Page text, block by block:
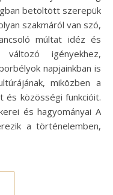
betöltött szerepük
szakmáról van szó,
múltat idéz és
változó igényekhez,
napjainkban is
miközben a
közösségi funkcióit.
és hagyományai A
a történelemben,